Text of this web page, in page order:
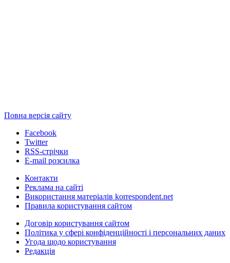
Повна версія сайту
Facebook
Twitter
RSS-стрічки
E-mail розсилка
Контакти
Реклама на сайті
Використання матеріалів korrespondent.net
Правила користування сайтом
Договір користування сайтом
Політика у сфері конфіденційності і персональних даних
Угода щодо користування
Редакція